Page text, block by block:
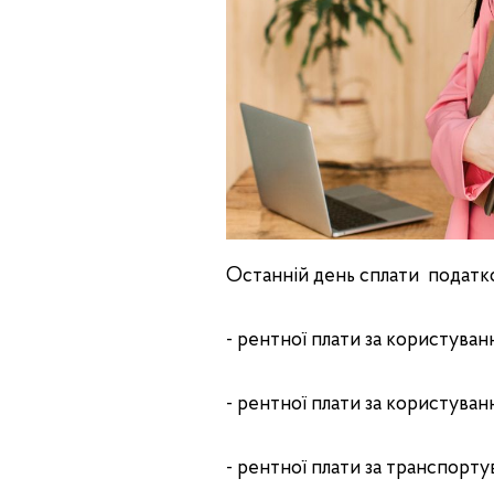
Останній день сплати
- рентної плати за
- рентної плати за
- рентної плати за